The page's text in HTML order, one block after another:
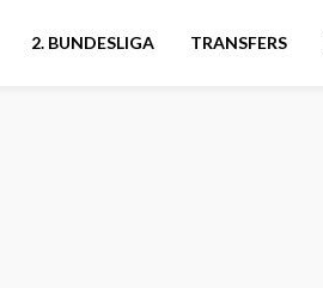
2. BUNDESLIGA TRANSFERS